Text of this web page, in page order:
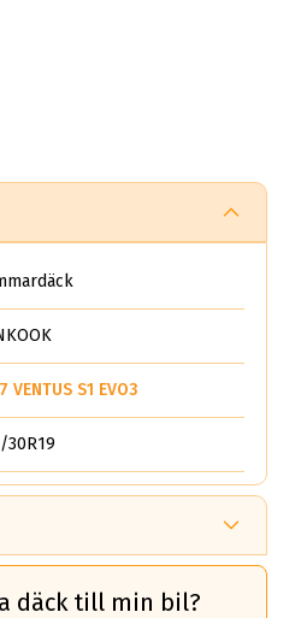
VENTUS S1 EVO3
30R19
däck till min bil?